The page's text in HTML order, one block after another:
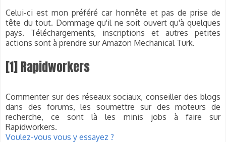
Celui-ci est mon préféré car honnête et pas de prise de
tête du tout. Dommagequ'il ne soit ouvert qu'à quelques
pays. Téléchargements, inscriptions et autres petites
actions sont à prendre sur Amazon Mechanical Turk.
[1] Rapidworkers
Commenter sur des réseaux sociaux, conseiller des blogs
dans des forums, les soumettre sur des moteurs de
recherche, ce sont là les minis jobs à faire sur
Rapidworkers.
Voulez-vous vous y essayez ?